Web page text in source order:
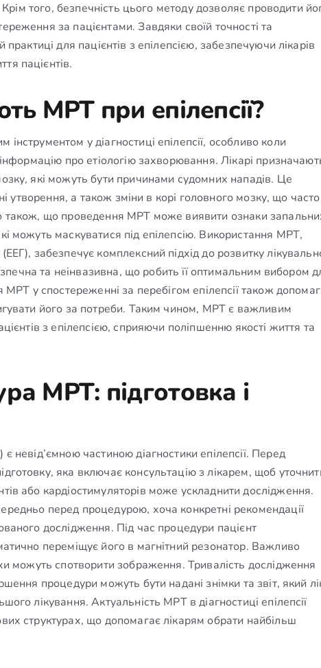
Крім того, безпечність цього методу дозволяє проводити
за пацієнтами. Завдяки своїй точності та
для пацієнтів з епілепсією, забезпечуючи лікарів
пацієнтів.
МРТ при епілепсії?
у діагностиці епілепсії, особливо коли
про етіологію захворювання. Лікарі
які можуть бути причинами судомних нападів. Це
утворення, а також зміни в корі головного мозку, що часто
також, що проведення МРТ може виявити ознаки
можуть маскуватися під епілепсію. Використання МРТ,
забезпечує комплексний підхід до розвитку
та неінвазивна, що робить її оптимальним вибором
МРТ у спостереженні за перебігом епілепсії також
його за потреби. Таким чином, МРТ є важливим
з епілепсією, сприяючи поліпшенню якості життя та
МРТ: підготовка і
невід’ємною частиною діагностики епілепсії. Перед
яка включає консультацію з лікарем, щоб
або кардіостимуляторів може ускладнити дослідження.
перед процедурою, хоча конкретні рекомендації
дослідження. Під час процедури пацієнт
переміщує його в магнітний резонатор. Важливо
можуть спотворити зображення. Тривалість дослідження
процедури можуть бути надані знімки та звіт, який
лікування. Актуальність МРТ в діагностиці епілепсії
структурах, що допомагає лікарям обрати найбільш